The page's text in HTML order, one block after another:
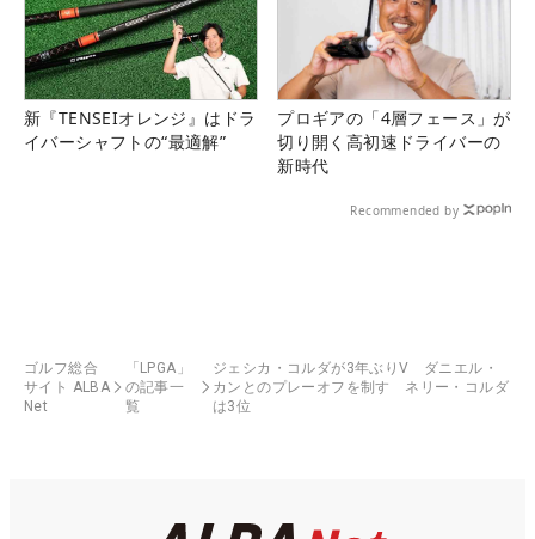
新『TENSEIオレンジ』はドラ
イバーシャフトの“最適解”
プロギアの「4層フェース」が
切り開く高初速ドライバーの
新時代
Recommended by
ゴルフ総合
サイト ALBA
Net
「LPGA」
の記事一
覧
ジェシカ・コルダが3年ぶりV ダニエル・
カンとのプレーオフを制す ネリー・コルダ
は3位